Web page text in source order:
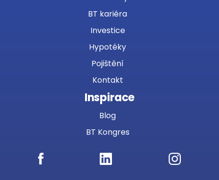
BT kariéra
Investice
Hypotéky
Pojištění
Kontakt
Inspirace
Blog
BT Kongres